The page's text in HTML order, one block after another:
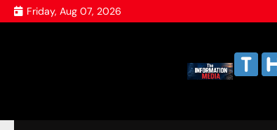
Skip
to
Friday, Aug 07, 2026